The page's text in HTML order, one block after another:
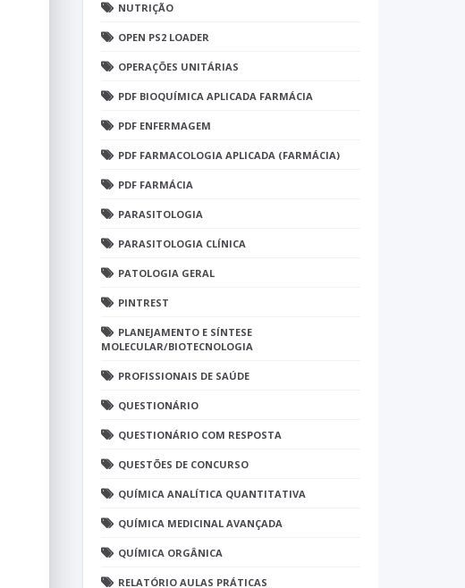
NUTRIÇÃO
OPEN PS2 LOADER
OPERAÇÕES UNITÁRIAS
PDF BIOQUÍMICA APLICADA FARMÁCIA
PDF ENFERMAGEM
PDF FARMACOLOGIA APLICADA (FARMÁCIA)
PDF FARMÁCIA
PARASITOLOGIA
PARASITOLOGIA CLÍNICA
PATOLOGIA GERAL
PINTREST
PLANEJAMENTO E SÍNTESE
MOLECULAR/BIOTECNOLOGIA
PROFISSIONAIS DE SAÚDE
QUESTIONÁRIO
QUESTIONÁRIO COM RESPOSTA
QUESTÕES DE CONCURSO
QUÍMICA ANALÍTICA QUANTITATIVA
QUÍMICA MEDICINAL AVANÇADA
QUÍMICA ORGÂNICA
RELATÓRIO AULAS PRÁTICAS